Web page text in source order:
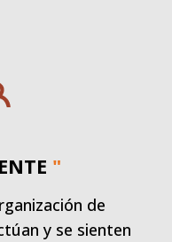
"
de
y se sienten